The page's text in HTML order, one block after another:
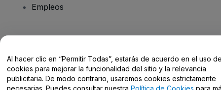
Empleos
Centro de Ayuda / Contacto
Al hacer clic en “Permitir Todas”, estarás de acuerdo en el uso
cookies para mejorar la funcionalidad del sitio y la relevancia
publicitaria. De modo contrario, usaremos cookies estrictamente
necesarias. Puedes consultar nuestra Política de Cookies para